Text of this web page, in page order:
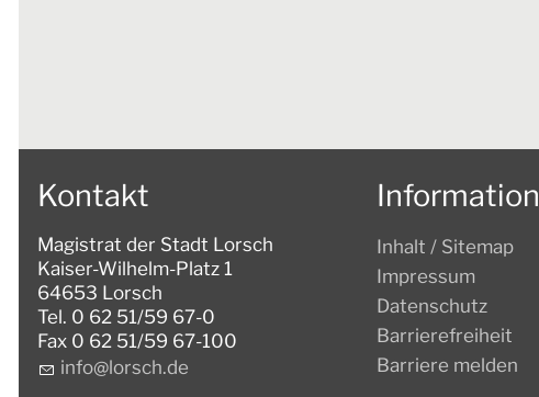
Kontakt
Magistrat der Stadt Lorsch
Kaiser-Wilhelm-Platz 1
64653 Lorsch
Tel. 0 62 51/59 67-0
Fax 0 62 51/59 67-100
nf
l rsch d
Information
Inhalt / Sitemap
Impressum
Datenschutz
Barrierefreiheit
Barriere melden